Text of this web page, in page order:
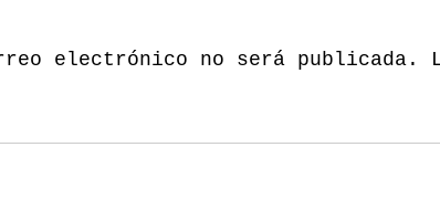
electrónico no será publicada.